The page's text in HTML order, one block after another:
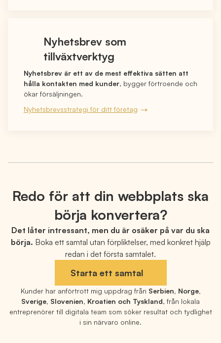
Nyhetsbrev som
tillväxtverktyg
Nyhetsbrev är ett av de mest effektiva sätten att
hålla kontakten med kunder, bygger förtroende och
ökar försäljningen.
Nyhetsbrevsstrategi för ditt företag
Redo för att din webbplats ska
börja konvertera?
Det låter intressant, men du är osäker på var du ska
börja. Boka ett samtal utan förpliktelser, med konkret hjälp
redan i det första samtalet.
Starta ett samtal
Kunder har anförtrott mig uppdrag från Serbien, Norge,
Sverige, Slovenien, Kroatien och Tyskland, från lokala
entreprenörer till digitala team som söker resultat och tydlighet
i sin närvaro online.